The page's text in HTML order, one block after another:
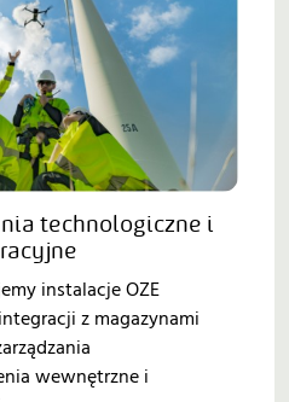
technologiczne i
instalacje OZE
z magazynami
wewnętrzne i